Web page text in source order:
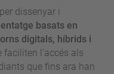
dissenyar i
basats en
digitals, híbrids i
l’accés als
que fins ara han